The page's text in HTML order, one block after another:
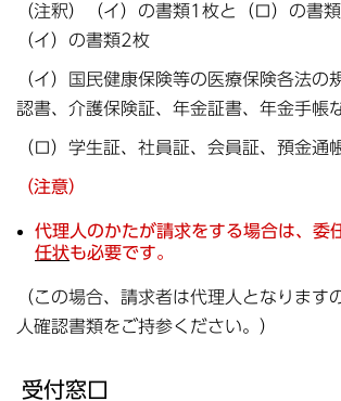
（注釈）（イ）の書類1枚と（ロ）の書
（イ）の書類2枚
（イ）国民健康保険等の医療保険各法の
認書、介護保険証、年金証書、年金手帳
（ロ）学生証、社員証、会員証、預金通
（注意）
代理人のかたが請求をする場合は、委
任状も必要です。
（この場合、請求者は代理人となります
人確認書類をご持参ください。）
受付窓口